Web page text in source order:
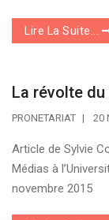
Lire La Suite...
La révolte
PRONETARIAT 20
Article de Sylvie
Médias à
novembre 2015